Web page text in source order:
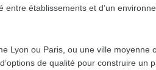
entre établissements et d’un
Lyon ou Paris, ou une ville moyenne
de qualité pour construire un